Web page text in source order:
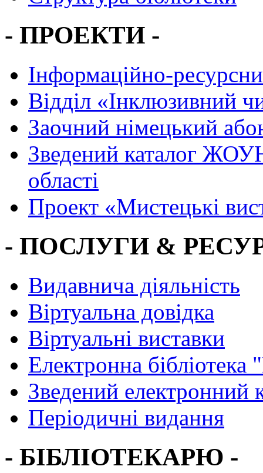
- ПРОЕКТИ -
Інформаційно-
Вiддiл «Інклюзивний
Заочний німецький
Зведений каталог
області
Проект «Мистецькі
- ПОСЛУГИ &
Видавнича діяльність
Віртуальна довідка
Віртуальні виставки
Електронна
Зведений електронний
Періодичні видання
- БІБЛІОТЕКАРЮ -